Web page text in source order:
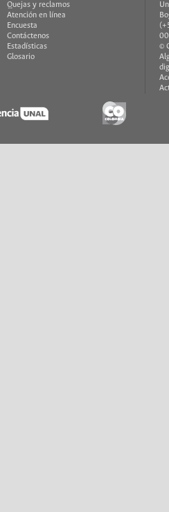
Quejas y reclamos
Atención en línea
Encuesta
Contáctenos
Estadísticas
Glosario
©